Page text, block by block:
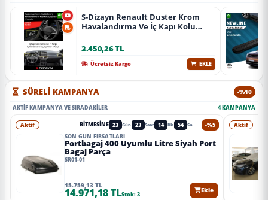
S-Dizayn Renault Duster Krom
Havalandırma Ve İç Kapı Kolu
Krom) A+ Kalite
3.450,26 TL
Ücretsiz Kargo EKLE
SÜRELİ KAMPANYA -%10
AKTIF KAMPANYA VE SIRADAKILER 4 KAMPANYA
-%5
Aktif BITMESINE 23 Gün 23 Saat 14 Dk 52 Sn
SON GÜN FIRSATLARI
Portbagaj 400 Uyumlu Litre Siyah Port
Bagaj Parça
SR01-01
15.759,13 TL
14.971,18 TLStok: 3
Ekle
Aktif